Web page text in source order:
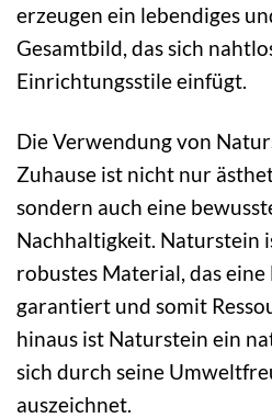
erzeugen ein lebendiges
Gesamtbild, das sich
Einrichtungsstile einfügt.
Die Verwendung von
Zuhause ist nicht nur
sondern auch eine
Nachhaltigkeit. Naturstein
robustes Material, das
garantiert und somit
hinaus ist Naturstein ein
sich durch seine
auszeichnet.